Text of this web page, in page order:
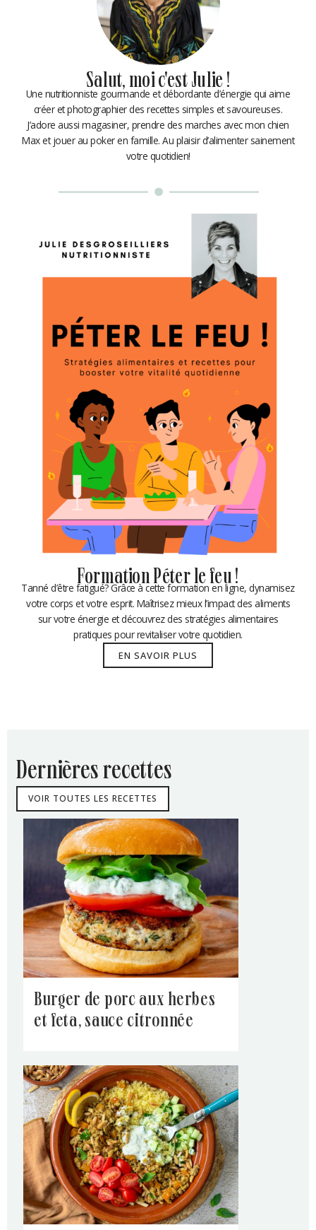
Salut, moi c'est Julie !
Une nutritionniste gourmande et débordante d’énergie qui aime
créer et photographier des recettes simples et savoureuses.
J’adore aussi magasiner, prendre des marches avec mon chien
Max et jouer au poker en famille. Au plaisir d’alimenter sainement
votre quotidien!
Formation Péter le feu !
Tanné d’être fatigué? Grâce à cette formation en ligne, dynamisez
votre corps et votre esprit. Maîtrisez mieux l’impact des aliments
sur votre énergie et découvrez des stratégies alimentaires
pratiques pour revitaliser votre quotidien.
EN SAVOIR PLUS
dernières recettes
VOIR TOUTES LES RECETTES
burger de porc aux herbes
et feta, sauce citronnée